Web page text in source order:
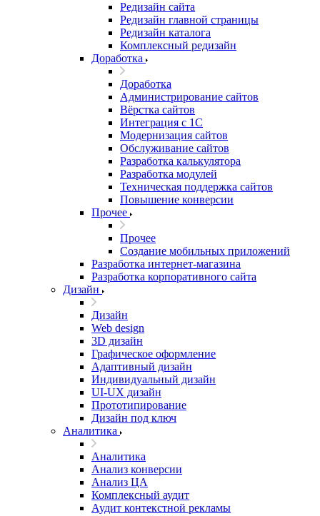
Редизайн сайта
Редизайн главной страницы
Редизайн каталога
Комплексный редизайн
Доработка
Доработка
Администрирование сайтов
Вёрстка сайтов
Интеграция с 1С
Модернизация сайтов
Обслуживание сайтов
Разработка калькулятора
Разработка модулей
Техническая поддержка сайтов
Повышение конверсии
Прочее
Прочее
Создание мобильных приложений
Разработка интернет-магазина
Разработка корпоративного сайта
Дизайн
Дизайн
Web design
3D дизайн
Графическое оформление
Адаптивный дизайн
Индивидуальный дизайн
UI‑UX дизайн
Прототипирование
Дизайн под ключ
Аналитика
Аналитика
Анализ конверсии
Анализ ЦА
Комплексный аудит
Аудит контекстной рекламы